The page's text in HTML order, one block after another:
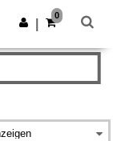
App holen
0